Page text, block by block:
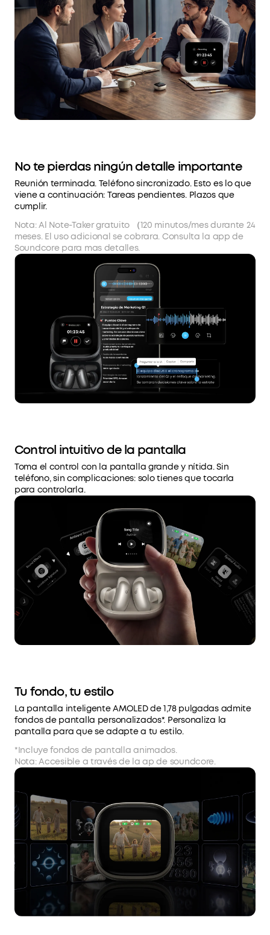
No te pierdas ningún detalle importante
Reunión terminada. Teléfono sincronizado. Esto es lo que
viene a continuación: Tareas pendientes. Plazos que
cumplir.
Nota: Al Note-Taker gratuito （120 minutos/mes durante 24
meses. El uso adicional se cobrara. Consulta la app de
Soundcore para mas detalles.
Control intuitivo de la pantalla
Toma el control con la pantalla grande y nítida. Sin
teléfono, sin complicaciones: solo tienes que tocarla
para controlarla.
Tu fondo, tu estilo
La pantalla inteligente AMOLED de 1,78 pulgadas admite
fondos de pantalla personalizados*. Personaliza la
pantalla para que se adapte a tu estilo.
*Incluye fondos de pantalla animados.
Nota: Accesible a través de la ap de soundcore.